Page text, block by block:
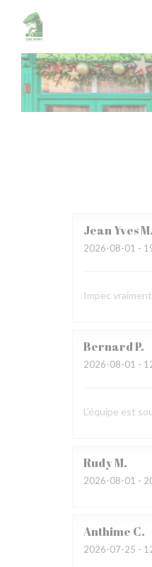
Cookies beheer paneel
Jean YvesM
2026-08-01 -
Impec
BernardP
2026-08-01 -
L'équipe est
RudyM
2026-08-01 -
Anthime C
2026-07-25 -